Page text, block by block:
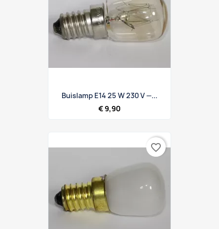
Buislamp E14 25 W 230 V —...
€ 9,90
favorite_border